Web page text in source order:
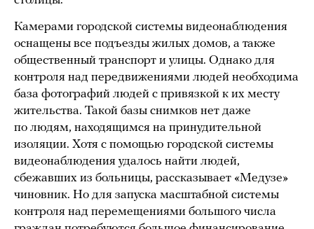
Камерами городской системы видеонаблюдения
оснащены все подъезды жилых домов, а также
общественный транспорт и улицы. Однако для
контроля над передвижениями людей необходима
база фотографий людей с привязкой к их месту
жительства. Такой базы снимков нет даже
по людям, находящимся на принудительной
изоляции. Хотя с помощью городской системы
видеонаблюдения удалось найти людей,
сбежавших из больницы, рассказывает «Медузе»
чиновник. Но для запуска масштабной системы
контроля над перемещениями большого числа